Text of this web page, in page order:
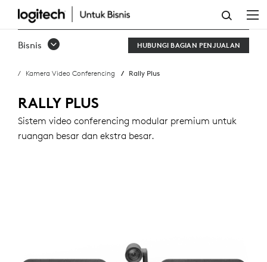
RALLY
PLUS
Bisnis HUBUNGI BAGIAN PENJUALAN
Kamera Video Conferencing Rally Plus
RALLY PLUS
Sistem video conferencing modular premium untuk
ruangan besar dan ekstra besar.